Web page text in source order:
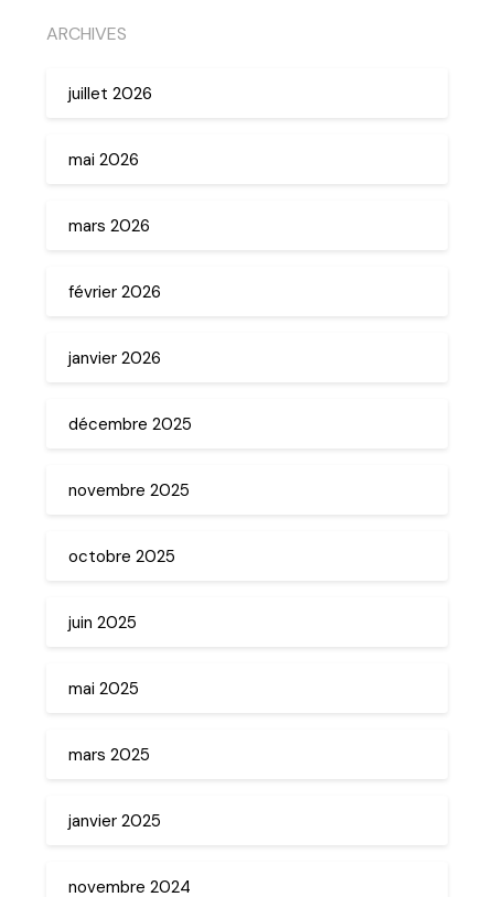
ARCHIVES
juillet 2026
mai 2026
mars 2026
février 2026
janvier 2026
décembre 2025
novembre 2025
octobre 2025
juin 2025
mai 2025
mars 2025
janvier 2025
novembre 2024